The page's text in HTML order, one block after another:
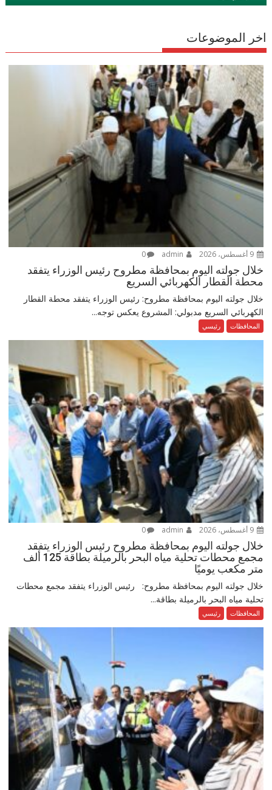
اخر الموضوعات
9 أغسطس، 2026 0
خلال جولته اليوم بمحافظة مطروح رئيس الوزراء يتفقد
محطة القطار الكهربائي السريع
خلال جولته اليوم بمحافظة مطروح: رئيس الوزراء يتفقد محطة القطار
الكهربائي السريع مدبولي: المشروع يعكس توجه...
المحافظات رئيسي
9 أغسطس، 2026 0
خلال جولته اليوم بمحافظة مطروح رئيس الوزراء يتفقد
مجمع محطات تحلية مياه البحر بالرميلة بطاقة 125 ألف
متر مكعب يوميًا
خلال جولته اليوم بمحافظة مطروح: رئيس الوزراء يتفقد مجمع محطات
تحلية مياه البحر بالرميلة بطاقة...
المحافظات رئيسي